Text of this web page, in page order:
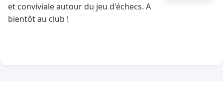
et conviviale autour du jeu d'échecs. A
bientôt au club !